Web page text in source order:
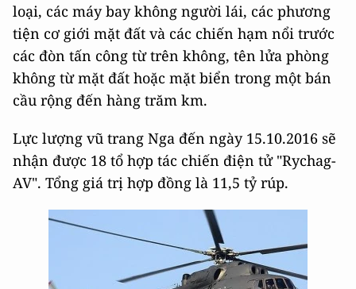
loại, các máy bay không người lái, các phương
tiện cơ giới mặt đất và các chiến hạm nổi trước
các đòn tấn công từ trên không, tên lửa phòng
không từ mặt đất hoặc mặt biển trong một bán
cầu rộng đến hàng trăm km.
Lực lượng vũ trang Nga đến ngày 15.10.2016 sẽ
nhận được 18 tổ hợp tác chiến điện tử "Rychag-
AV". Tổng giá trị hợp đồng là 11,5 tỷ rúp.